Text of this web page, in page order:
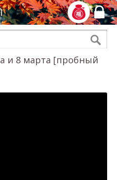
и 8 марта [пробный